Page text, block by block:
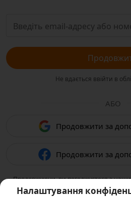
Не вдається ввійти в
АБО
Продовжити за
Продовжити за
Продовжуючи, ви погоджуєтеся з
підтверджуєте, що прочитали нашу
Налаштування